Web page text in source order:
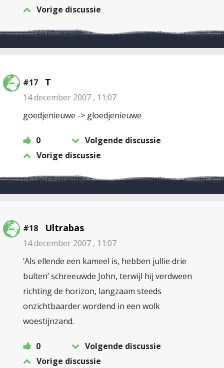
Vorige discussie
#17 T
14 december 2007 , 11:07
goedjenieuwe -> gloedjenieuwe
0
Volgende discussie
Vorige discussie
#18 Ultrabas
14 december 2007 , 11:07
‘Als ellende een kameel is, hebben jullie drie
bulten’ schreeuwde John, terwijl hij verdween
richting de horizon, langzaam steeds
onzichtbaarder wordend in een wolk
woestijnzand.
0
Volgende discussie
Vorige discussie